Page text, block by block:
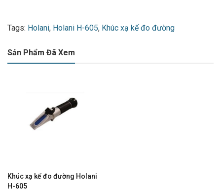
Tags: Holani, Holani H-605, Khúc xạ kế đo đường
Sản Phẩm Đã Xem
Khúc xạ kế đo đường Holani
H-605